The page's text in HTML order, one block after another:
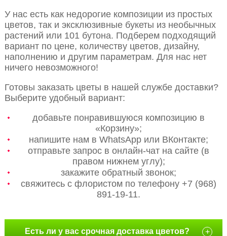
У нас есть как недорогие композиции из простых
цветов, так и эксклюзивные букеты из необычных
растений или 101 бутона. Подберем подходящий
вариант по цене, количеству цветов, дизайну,
наполнению и другим параметрам. Для нас нет
ничего невозможного!
Готовы заказать цветы в нашей службе доставки?
Выберите удобный вариант:
добавьте понравившуюся композицию в
«Корзину»;
напишите нам в WhatsApp или ВКонтакте;
отправьте запрос в онлайн-чат на сайте (в
правом нижнем углу);
закажите обратный звонок;
свяжитесь с флористом по телефону +7 (968)
891-19-11.
Есть ли у вас срочная доставка цветов? +